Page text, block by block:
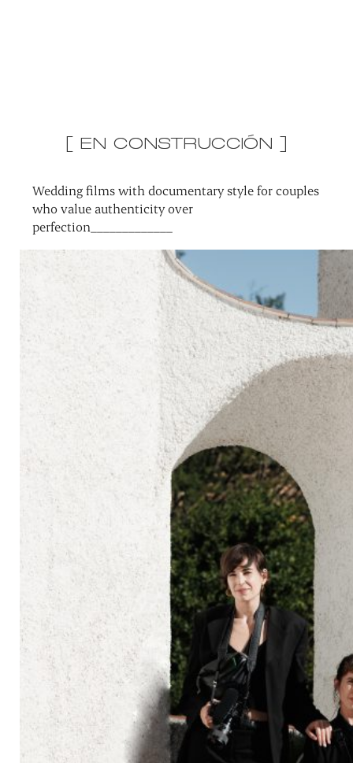
[ EN CONSTRUCCIÓN ]
Wedding films with documentary style for couples
who value authenticity over
perfection_____________